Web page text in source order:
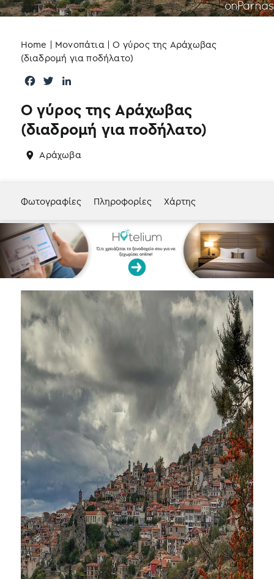
Ο γύρος της Αράχωβας
(διαδρομή για ποδήλατο)
Αράχωβα
Home | Μονοπάτια|Ο γύρος της Αράχωβας
(διαδρομή για ποδήλατο)
c
e
b
o
i
t
t
e
r
n
e
d
I
Φωτογραφίες Πληροφορίες Χάρτης